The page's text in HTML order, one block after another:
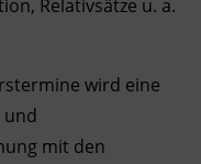
Relativsätze u. a.
wird eine
und
mit den